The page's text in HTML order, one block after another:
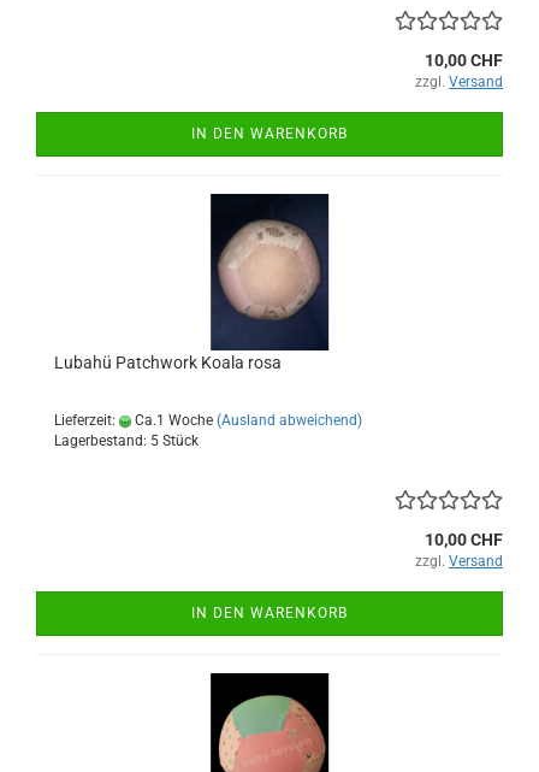
10,00 CHF
zzgl. Versand
IN DEN WARENKORB
Lubahü Patchwork Koala rosa
Lieferzeit: Ca.1 Woche (Ausland abweichend)
Lagerbestand: 5 Stück
10,00 CHF
zzgl. Versand
IN DEN WARENKORB